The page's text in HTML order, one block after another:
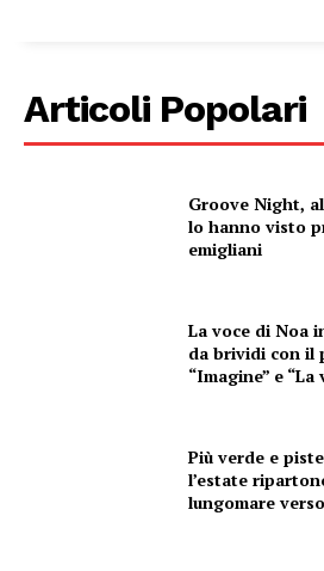
Articoli Popolari
Groove Night,
lo hanno visto
emigliani
La voce di Noa
da brividi con il
“Imagine” e
Più verde e
l’estate
lungomare